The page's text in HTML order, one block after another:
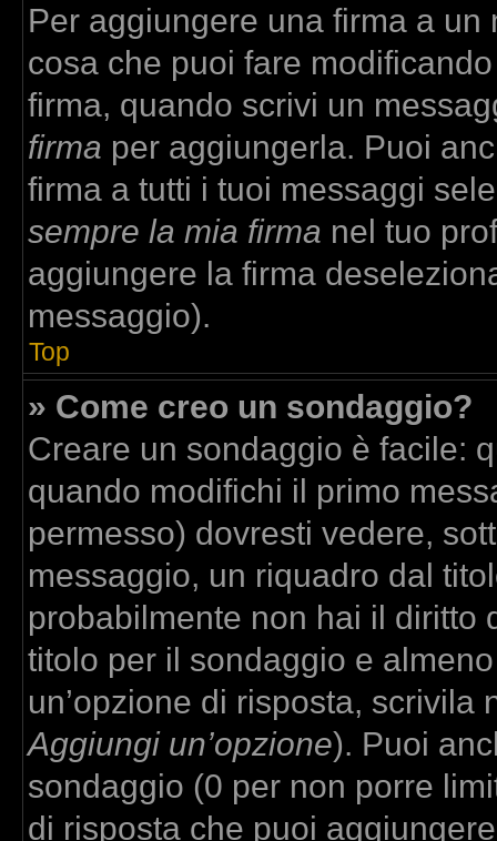
Per aggiungere una firma a
cosa che puoi fare
firma, quando scrivi un
firma per aggiungerla. Puoi
firma a tutti i tuoi messaggi
sempre la mia firma nel tuo
aggiungere la firma
messaggio).
Top
» Come creo un sondaggio?
Creare un sondaggio è facile:
quando modifichi il primo
permesso) dovresti vedere,
messaggio, un riquadro dal
probabilmente non hai il diritto
titolo per il sondaggio e
un’opzione di risposta, scrivila
Aggiungi un’opzione). Puoi
sondaggio (0 per non porre
di risposta che puoi